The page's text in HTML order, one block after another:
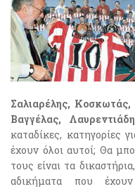
Σαλιαρέλης,
Βαγγέλας,
καταδίκες, κατηγορίες
έχουν όλοι αυτοί; Θα
τους είναι τα
αδικήματα που